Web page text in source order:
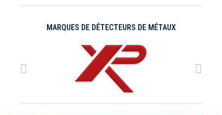
MARQUES DE DÉTECTEURS DE MÉTAUX